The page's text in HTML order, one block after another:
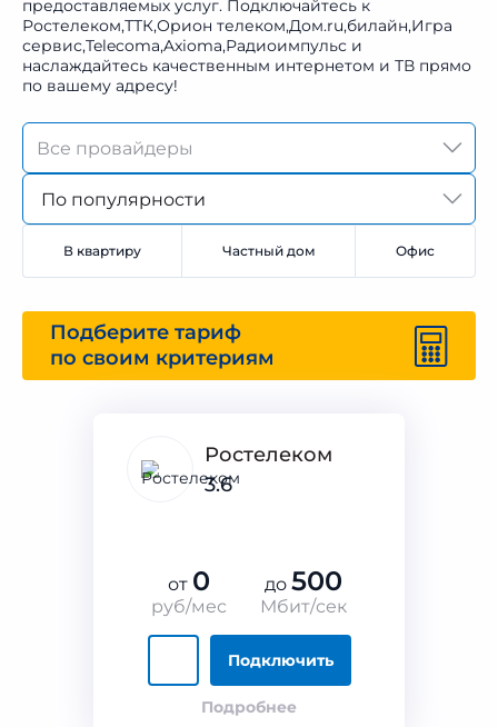
предоставляемых услуг. Подключайтесь к
Ростелеком,ТТК,Орион телеком,Дом.ru,билайн,Игра
сервис,Telecoma,Axioma,Радиоимпульс и
наслаждайтесь качественным интернетом и ТВ прямо
по вашему адресу!
По популярности
В квартиру Частный дом Офис
Подберите тариф
по своим критериям
Ростелеком
3.6
от 0
руб/мес
до 500
Мбит/сек
Подключить
Подробнее